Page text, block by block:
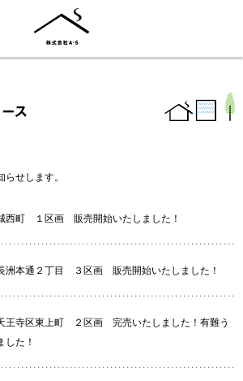
せします。
西町 １区画 販売開始いたしました！
洲本通２丁目 ３区画 販売開始いたしました！
王寺区東上町 ２区画 完売いたしました！有難う
した！